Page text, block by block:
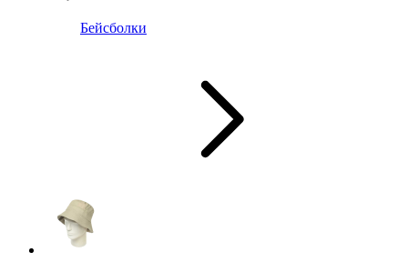
Бейсболки